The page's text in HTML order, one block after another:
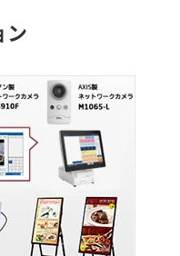
トリーシステム
覧
ム一覧
せ
ン